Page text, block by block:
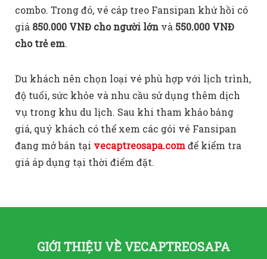
combo. Trong đó, vé cáp treo Fansipan khứ hồi có
giá 850.000 VNĐ cho người lớn và 550.000 VNĐ
cho trẻ em.
Du khách nên chọn loại vé phù hợp với lịch trình,
độ tuổi, sức khỏe và nhu cầu sử dụng thêm dịch
vụ trong khu du lịch. Sau khi tham khảo bảng
giá, quý khách có thể xem các gói vé Fansipan
đang mở bán tại vecaptreosapa.comđể kiểm tra
giá áp dụng tại thời điểm đặt.
GIỚI THIỆU VỀ VECAPTREOSAPA